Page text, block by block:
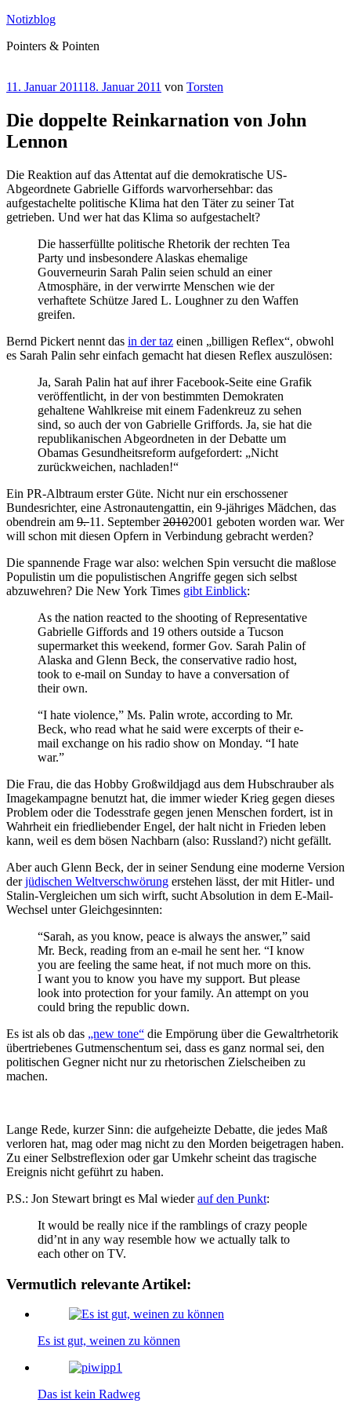
Zum
springen
Notizblog
Pointers & Pointen
Veröffentlicht
11. Januar 201118. Januar 2011 von Torsten
Die doppelte Reinkarnation von John
Lennon
Die Reaktion auf das Attentat auf die demokratische US-
Abgeordnete Gabrielle Giffords warvorhersehbar: das
aufgestachelte politische Klima hat den Täter zu seiner Tat
getrieben. Und wer hat das Klima so aufgestachelt?
Die hasserfüllte politische Rhetorik der rechten Tea
Party und insbesondere Alaskas ehemalige
Gouverneurin Sarah Palin seien schuld an einer
Atmosphäre, in der verwirrte Menschen wie der
verhaftete Schütze Jared L. Loughner zu den Waffen
greifen.
Bernd Pickert nennt das in der taz einen „billigen Reflex“, obwohl
es Sarah Palin sehr einfach gemacht hat diesen Reflex auszulösen:
Ja, Sarah Palin hat auf ihrer Facebook-Seite eine Grafik
veröffentlicht, in der von bestimmten Demokraten
gehaltene Wahlkreise mit einem Fadenkreuz zu sehen
sind, so auch der von Gabrielle Griffords. Ja, sie hat die
republikanischen Abgeordneten in der Debatte um
Obamas Gesundheitsreform aufgefordert: „Nicht
zurückweichen, nachladen!“
Ein PR-Albtraum erster Güte. Nicht nur ein erschossener
Bundesrichter, eine Astronautengattin, ein 9-jähriges Mädchen, das
obendrein am 9.11. September20102001 geboten worden war. Wer
will schon mit diesen Opfern in Verbindung gebracht werden?
Die spannende Frage war also: welchen Spin versucht die maßlose
Populistin um die populistischen Angriffe gegen sich selbst
abzuwehren? Die New York Times gibt Einblick:
As the nation reacted to the shooting of Representative
Gabrielle Giffords and 19 others outside a Tucson
supermarket this weekend, former Gov. Sarah Palin of
Alaska and Glenn Beck, the conservative radio host,
took to e-mail on Sunday to have a conversation of
their own.
“I hate violence,” Ms. Palin wrote, according to Mr.
Beck, who read what he said were excerpts of their e-
mail exchange on his radio show on Monday. “I hate
war.”
Die Frau, die das Hobby Großwildjagd aus dem Hubschrauber als
Imagekampagne benutzt hat, die immer wieder Krieg gegen dieses
Problem oder die Todesstrafe gegen jenen Menschen fordert, ist in
Wahrheit ein friedliebender Engel, der halt nicht in Frieden leben
kann, weil es dem bösen Nachbarn (also: Russland?) nicht gefällt.
Aber auch Glenn Beck, der in seiner Sendung eine moderne Version
derjüdischen Weltverschwörung erstehen lässt, der mit Hitler- und
Stalin-Vergleichen um sich wirft, sucht Absolution in dem E-Mail-
Wechsel unter Gleichgesinnten:
“Sarah, as you know, peace is always the answer,” said
Mr. Beck, reading from an e-mail he sent her. “I know
you are feeling the same heat, if not much more on this.
I want you to know you have my support. But please
look into protection for your family. An attempt on you
could bring the republic down.
Es ist als ob das „new tone“ die Empörung über die Gewaltrhetorik
übertriebenes Gutmenschentum sei, dass es ganz normal sei, den
politischen Gegner nicht nur zu rhetorischen Zielscheiben zu
machen.
Lange Rede, kurzer Sinn: die aufgeheizte Debatte, die jedes Maß
verloren hat, mag oder mag nicht zu den Morden beigetragen haben.
Zu einer Selbstreflexion oder gar Umkehr scheint das tragische
Ereignis nicht geführt zu haben.
P.S.: Jon Stewart bringt es Mal wiederauf den Punkt:
It would be really nice if the ramblings of crazy people
did’nt in any way resemble how we actually talk to
each other on TV.
Vermutlich relevante Artikel:
Es ist gut, weinen zu können
Das ist kein Radweg